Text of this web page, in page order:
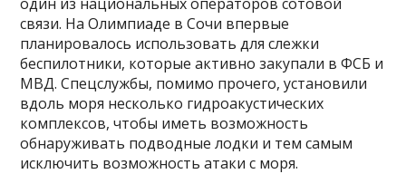
связи. На Олимпиаде в Сочи впервые
планировалось использовать для слежки
беспилотники, которые активно закупали в ФСБ и
МВД. Спецслужбы, помимо прочего, установили
вдоль моря несколько гидроакустических
комплексов, чтобы иметь возможность
обнаруживать подводные лодки и тем самым
исключить возможность атаки с моря.